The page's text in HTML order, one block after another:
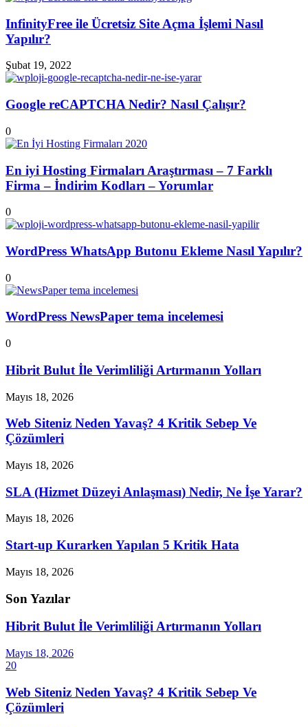
InfinityFree ile Ücretsiz Site Açma İşlemi Nasıl
Yapılır?
Şubat 19, 2022
Google reCAPTCHA Nedir? Nasıl Çalışır?
0
En iyi Hosting Firmaları Araştırması – 7 Farklı
Firma – İndirim Kodları – Yorumlar
0
WordPress WhatsApp Butonu Ekleme Nasıl Yapılır?
0
WordPress NewsPaper tema incelemesi
0
Hibrit Bulut İle Verimliliği Artırmanın Yolları
Mayıs 18, 2026
Web Siteniz Neden Yavaş? 4 Kritik Sebep Ve
Çözümleri
Mayıs 18, 2026
SLA (Hizmet Düzeyi Anlaşması) Nedir, Ne İşe Yarar?
Mayıs 18, 2026
Start-up Kurarken Yapılan 5 Kritik Hata
Mayıs 18, 2026
Son Yazılar
Hibrit Bulut İle Verimliliği Artırmanın Yolları
Mayıs 18, 2026
20
Web Siteniz Neden Yavaş? 4 Kritik Sebep Ve
Çözümleri